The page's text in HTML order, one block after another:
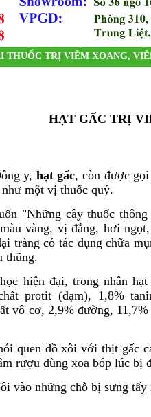
THUỐC TRỊ VIÊM XOANG,
HẠT GẤC TRỊ
y, hạt gấc, còn được
một vị thuốc quý.
"Những cây thuốc
vàng, vị đắng, hơi
tràng có tác dụng chữa
thũng.
hiện đại, trong nhân
protit (đạm), 1,8%
vô cơ, 2,9% đường,
quen đồ xôi với thịt gấc
rượu dùng xoa bóp lúc bị
vào những chỗ bị sưng